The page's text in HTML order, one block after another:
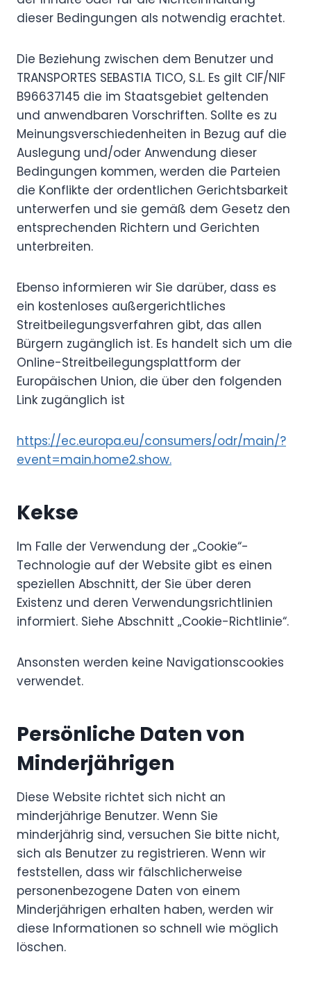
dieser Bedingungen als notwendig erachtet.
Die Beziehung zwischen dem Benutzer und
TRANSPORTES SEBASTIA TICO, S.L. Es gilt CIF/NIF
B96637145 die im Staatsgebiet geltenden
und anwendbaren Vorschriften. Sollte es zu
Meinungsverschiedenheiten in Bezug auf die
Auslegung und/oder Anwendung dieser
Bedingungen kommen, werden die Parteien
die Konflikte der ordentlichen Gerichtsbarkeit
unterwerfen und sie gemäß dem Gesetz den
entsprechenden Richtern und Gerichten
unterbreiten.
Ebenso informieren wir Sie darüber, dass es
ein kostenloses außergerichtliches
Streitbeilegungsverfahren gibt, das allen
Bürgern zugänglich ist. Es handelt sich um die
Online-Streitbeilegungsplattform der
Europäischen Union, die über den folgenden
Link zugänglich ist
https://ec.europa.eu/consumers/odr/main/?
event=main.home2.show.
Kekse
Im Falle der Verwendung der „Cookie“-
Technologie auf der Website gibt es einen
speziellen Abschnitt, der Sie über deren
Existenz und deren Verwendungsrichtlinien
informiert. Siehe Abschnitt „Cookie-Richtlinie“.
Ansonsten werden keine Navigationscookies
verwendet.
Persönliche Daten von
Minderjährigen
Diese Website richtet sich nicht an
minderjährige Benutzer. Wenn Sie
minderjährig sind, versuchen Sie bitte nicht,
sich als Benutzer zu registrieren. Wenn wir
feststellen, dass wir fälschlicherweise
personenbezogene Daten von einem
Minderjährigen erhalten haben, werden wir
diese Informationen so schnell wie möglich
löschen.